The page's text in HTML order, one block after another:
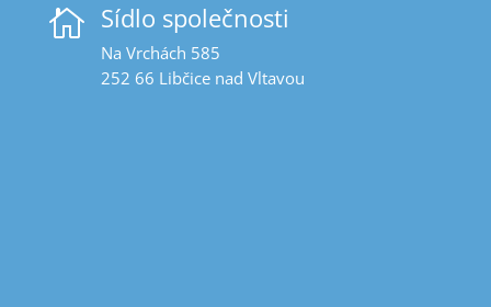
 Sídlo společnosti
Na Vrchách 585
252 66 Libčice nad Vltavou